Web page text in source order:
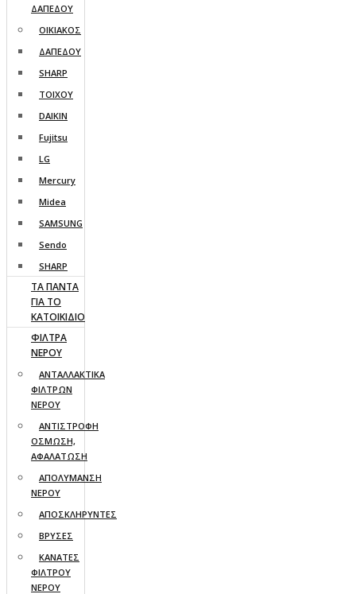
ΔΑΠΕΔΟΥ
ΟΙΚΙΑΚΟΣ
ΔΑΠΕΔΟΥ
SHARP
ΤΟΙΧΟΥ
DAIKIN
Fujitsu
LG
Mercury
Midea
SAMSUNG
Sendo
SHARP
ΤΑ ΠΑΝΤΑ
ΓΙΑ ΤΟ
ΚΑΤΟΙΚΙΔΙΟ
ΦΙΛΤΡΑ
ΝΕΡΟΥ
ΑΝΤΑΛΛΑΚΤΙΚΑ
ΦΙΛΤΡΩΝ
ΝΕΡΟΥ
ΑΝΤΙΣΤΡΟΦΗ
ΟΣΜΩΣΗ,
ΑΦΑΛΑΤΩΣΗ
ΑΠΟΛΥΜΑΝΣΗ
ΝΕΡΟΥ
ΑΠΟΣΚΛΗΡΥΝΤΕΣ
ΒΡΥΣΕΣ
ΚΑΝΑΤΕΣ
ΦΙΛΤΡΟΥ
ΝΕΡΟΥ